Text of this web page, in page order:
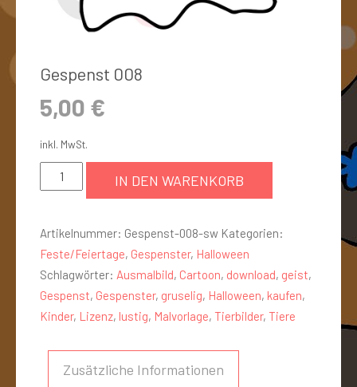
Gespenst 008
5,00 €
inkl. MwSt.
IN DEN WARENKORB
Artikelnummer: Gespenst-008-sw Kategorien:
Feste/Feiertage, Gespenster, Halloween
Schlagwörter: Ausmalbild, Cartoon, download, geist,
Gespenst, Gespenster, gruselig, Halloween, kaufen,
Kinder, Lizenz, lustig, Malvorlage, Tierbilder, Tiere
Zusätzliche Informationen